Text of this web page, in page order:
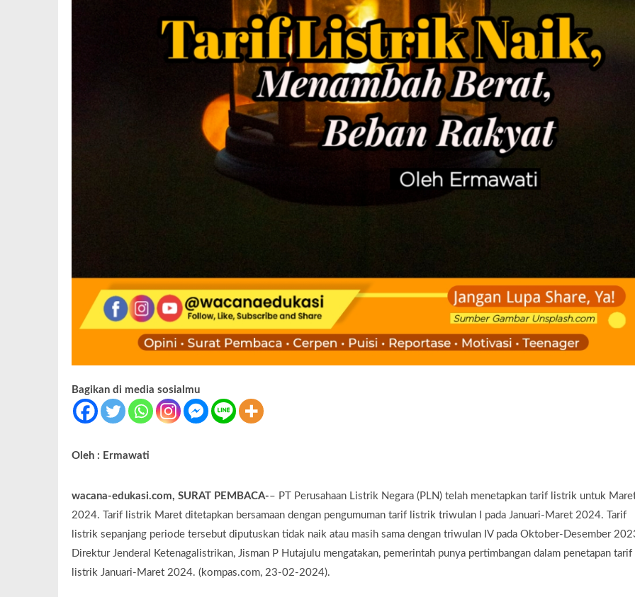
Bagikan di media sosialmu
Oleh : Ermawati
wacana-edukasi.com, SURAT PEMBACA-– PT Perusahaan Listrik Negara (PLN) telah menetapkan tarif listrik untuk
2024. Tarif listrik Maret ditetapkan bersamaan dengan pengumuman tarif listrik triwulan I pada Januari-Maret 2024. Tarif
listrik sepanjang periode tersebut diputuskan tidak naik atau masih sama dengan triwulan IV pada Oktober-Desember
Direktur Jenderal Ketenagalistrikan, Jisman P Hutajulu mengatakan, pemerintah punya pertimbangan dalam penetapan tarif
listrik Januari-Maret 2024. (kompas.com, 23-02-2024).